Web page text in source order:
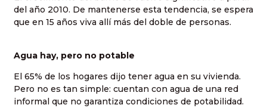
del año 2010. De mantenerse esta tendencia, se espera
que en 15 años viva allí más del doble de personas.
Agua hay, pero no potable
El 65% de los hogares dijo tener agua en su vivienda.
Pero no es tan simple: cuentan con agua de una red
informal que no garantiza condiciones de potabilidad.